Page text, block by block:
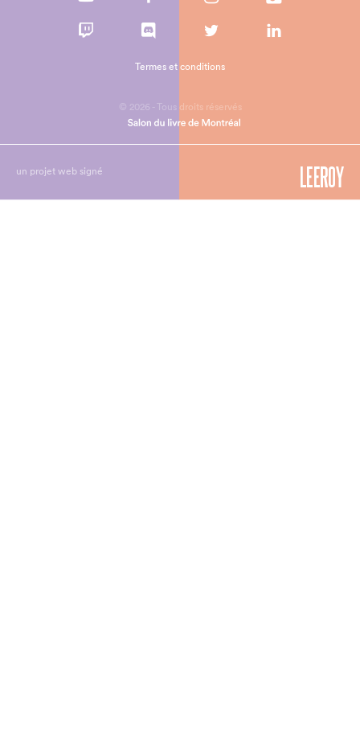
© 2026 - Tous droits réservés
Termes et conditions
un projet web signé